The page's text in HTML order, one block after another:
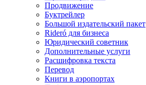
Продвижение
Буктрейлер
Большой издательский пакет
Rideró для бизнеса
Юридический советник
Дополнительные услуги
Расшифровка текста
Перевод
Книги в аэропортах